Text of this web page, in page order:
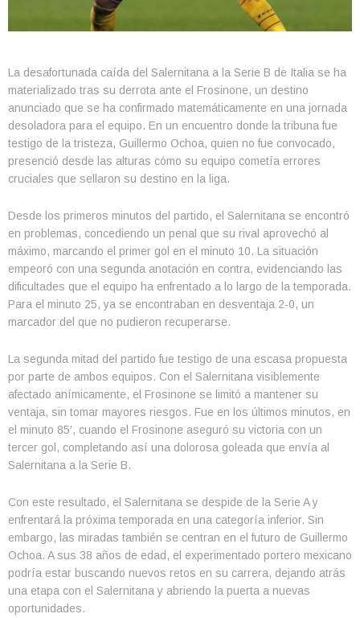
La desafortunada caída del Salernitana a la Serie B de Italia se ha
materializado tras su derrota ante el Frosinone, un destino
anunciado que se ha confirmado matemáticamente en una jornada
desoladora para el equipo. En un encuentro donde la tribuna fue
testigo de la tristeza, Guillermo Ochoa, quien no fue convocado,
presenció desde las alturas cómo su equipo cometía errores
cruciales que sellaron su destino en la liga.
Desde los primeros minutos del partido, el Salernitana se encontró
en problemas, concediendo un penal que su rival aprovechó al
máximo, marcando el primer gol en el minuto 10. La situación
empeoró con una segunda anotación en contra, evidenciando las
dificultades que el equipo ha enfrentado a lo largo de la temporada.
Para el minuto 25, ya se encontraban en desventaja 2-0, un
marcador del que no pudieron recuperarse.
La segunda mitad del partido fue testigo de una escasa propuesta
por parte de ambos equipos. Con el Salernitana visiblemente
afectado anímicamente, el Frosinone se limitó a mantener su
ventaja, sin tomar mayores riesgos. Fue en los últimos minutos, en
el minuto 85′, cuando el Frosinone aseguró su victoria con un
tercer gol, completando así una dolorosa goleada que envía al
Salernitana a la Serie B.
Con este resultado, el Salernitana se despide de la Serie A y
enfrentará la próxima temporada en una categoría inferior. Sin
embargo, las miradas también se centran en el futuro de Guillermo
Ochoa. A sus 38 años de edad, el experimentado portero mexicano
podría estar buscando nuevos retos en su carrera, dejando atrás
una etapa con el Salernitana y abriendo la puerta a nuevas
oportunidades.